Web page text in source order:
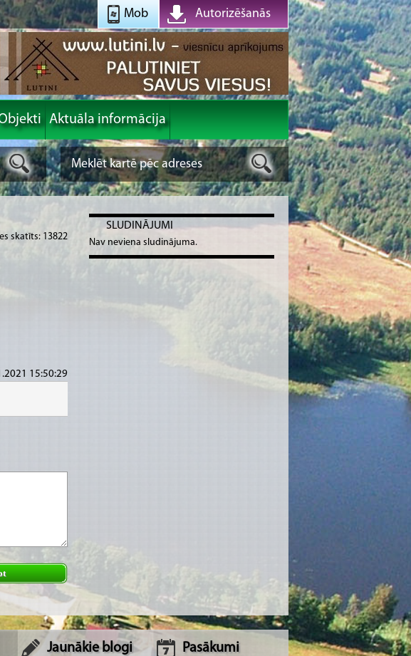
Autorizēšanās
Mob
Aktuāla informācija
skatīts: 13822
15:50:29
SLUDINĀJUMI
Nav neviena sludinājuma.
Jaunākie blogi Pasākumi